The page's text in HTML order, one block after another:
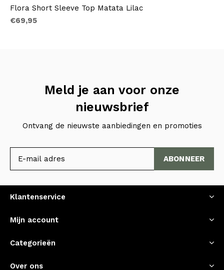
Flora Short Sleeve Top Matata Lilac
€69,95
Meld je aan voor onze
nieuwsbrief
Ontvang de nieuwste aanbiedingen en promoties
ABONNEER
Klantenservice
Mijn account
Categorieën
Over ons